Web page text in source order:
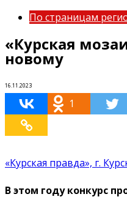
По страницам
«Курская
новому
16.11.2023
1
«Курская правда», г.
В этом году конкурс